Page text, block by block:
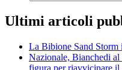
Ultimi articoli
La Bibione Sand Storm
Nazionale, Bianchedi
figura per riavvicinare